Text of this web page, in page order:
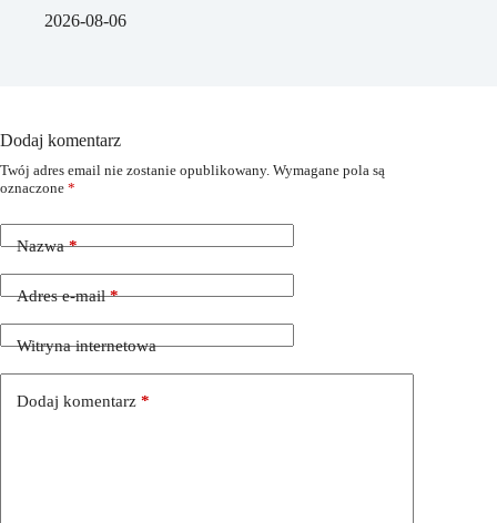
2026-08-06
Dodaj komentarz
Twój adres email nie zostanie opublikowany. Wymagane pola są
oznaczone *
Nazwa*
Adres e-mail*
Witryna internetowa
Dodaj komentarz *